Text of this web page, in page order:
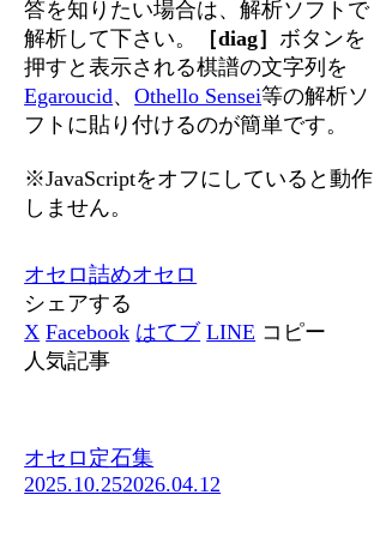
答を知りたい場合は、解析ソフトで
解析して下さい。
［diag］ ボタンを
押すと表示される棋譜の文字列を
Egaroucid、Othello Sensei等の解析ソ
フトに貼り付けるのが簡単です。
※JavaScriptをオフにしていると動作
しません。
オセロ詰めオセロ
シェアする
X Facebook はてブ LINE コピー
人気記事
オセロ定石集
2025.10.252026.04.12